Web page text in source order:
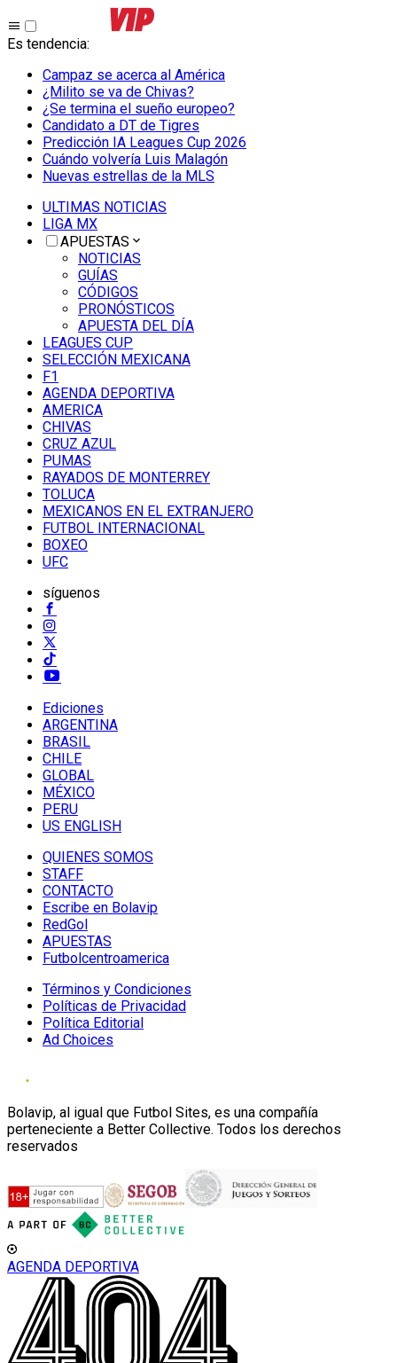
Es tendencia:
Campaz se acerca al América
¿Milito se va de Chivas?
¿Se termina el sueño europeo?
Candidato a DT de Tigres
Predicción IA Leagues Cup 2026
Cuándo volvería Luis Malagón
Nuevas estrellas de la MLS
ULTIMAS NOTICIAS
LIGA MX
APUESTAS
NOTICIAS
GUÍAS
CÓDIGOS
PRONÓSTICOS
APUESTA DEL DÍA
LEAGUES CUP
SELECCIÓN MEXICANA
F1
AGENDA DEPORTIVA
AMERICA
CHIVAS
CRUZ AZUL
PUMAS
RAYADOS DE MONTERREY
TOLUCA
MEXICANOS EN EL EXTRANJERO
FUTBOL INTERNACIONAL
BOXEO
UFC
síguenos
Ediciones
ARGENTINA
BRASIL
CHILE
GLOBAL
MÉXICO
PERU
US ENGLISH
QUIENES SOMOS
STAFF
CONTACTO
Escribe en Bolavip
RedGol
APUESTAS
Futbolcentroamerica
Términos y Condiciones
Políticas de Privacidad
Política Editorial
Ad Choices
Bolavip, al igual que Futbol Sites, es una compañía
perteneciente a Better Collective. Todos los derechos
reservados
AGENDA DEPORTIVA